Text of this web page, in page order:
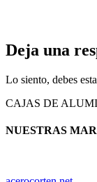
Deja una
Lo siento, debes
CAJAS DE
NUESTRAS